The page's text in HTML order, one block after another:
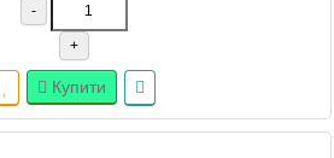
-
+
Купити